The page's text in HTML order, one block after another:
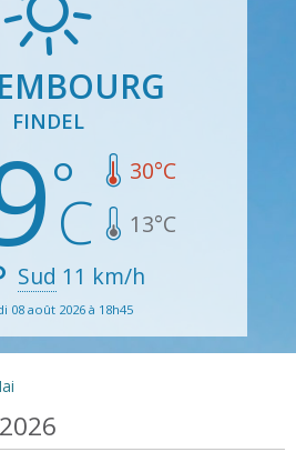
FINDEL
30°C
13°C
Sud 11 km/h
08 août 2026 à 18h45